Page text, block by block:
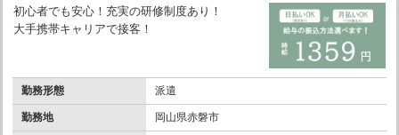
初心者でも安心！充実の研修制度あり！
大手携帯キャリアで接客！
勤務形態 派遣
勤務地 岡山県赤磐市